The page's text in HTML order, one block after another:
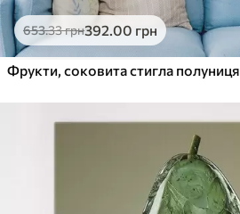
653.33грн392.00 грн
Фрукти, соковита стигла полуниця